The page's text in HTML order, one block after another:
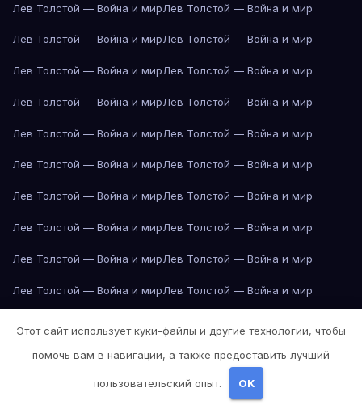
Лев Толстой — Война и мирЛев Толстой — Война и мир
Лев Толстой — Война и мирЛев Толстой — Война и мир
Лев Толстой — Война и мирЛев Толстой — Война и мир
Лев Толстой — Война и мирЛев Толстой — Война и мир
Лев Толстой — Война и мирЛев Толстой — Война и мир
Лев Толстой — Война и мирЛев Толстой — Война и мир
Лев Толстой — Война и мирЛев Толстой — Война и мир
Лев Толстой — Война и мирЛев Толстой — Война и мир
Лев Толстой — Война и мирЛев Толстой — Война и мир
Лев Толстой — Война и мирЛев Толстой — Война и мир
Лев Толстой — Война и мир Лев Толстой — Война и мир
Лев Толстой — Война и мирЛондонЛондонЛондон
Этот сайт использует куки-файлы и другие технологии, чтобы
помочь вам в навигации, а также предоставить лучший
пользовательский опыт. OK